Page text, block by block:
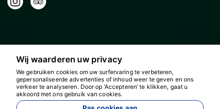
Wij waarderen uw privacy
We gebruiken cookies om uw surfervaring te verbeteren,
gepersonaliseerde advertenties of inhoud weer te geven en ons
verkeer te analyseren. Door op ‘Accepteren’ te klikken, gaat u
akkoord met ons gebruik van cookies.